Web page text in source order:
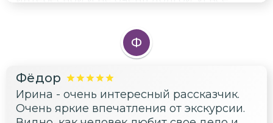
предполагала! Даже супругу
понравилось! Ирина, огромное спасибо
за ваш профессионализм.
Ф
Фёдор
Ирина - очень интересный рассказчик.
Очень яркие впечатления от экскурсии.